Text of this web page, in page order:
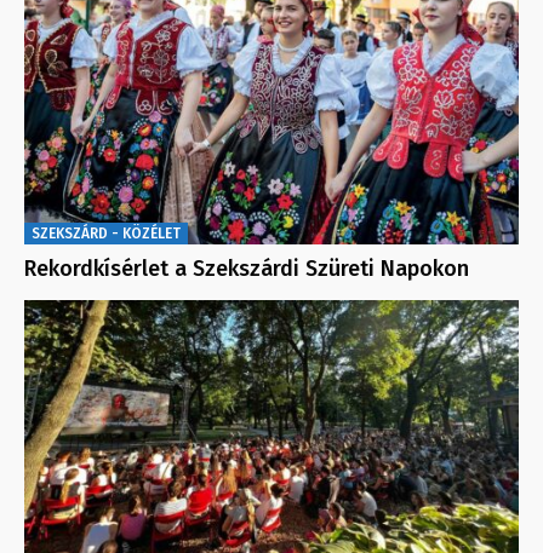
SZEKSZÁRD - KÖZÉLET
Rekordkísérlet a Szekszárdi Szüreti Napokon